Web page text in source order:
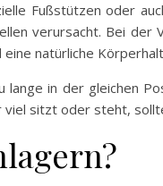
Fußstützen oder
verursacht. Bei
natürliche
in der gleichen
sitzt oder steht,